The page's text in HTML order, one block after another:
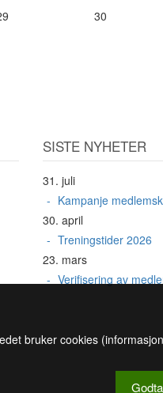
30
SISTE NYHETER
31. juli
Kampanje
30. april
Treningstider 2026
23. mars
Verifisering av
bruker cookies